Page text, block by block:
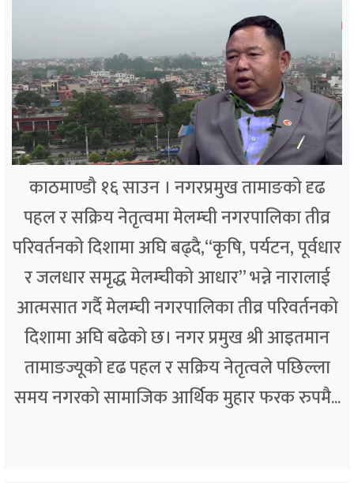
काठमाण्डौ १६ साउन । नगरप्रमुख तामाङको दृढ
पहल र सक्रिय नेतृत्वमा मेलम्ची नगरपालिका तीव्र
परिवर्तनको दिशामा अघि बढ्दै,“कृषि, पर्यटन, पूर्वधार
र जलधार समृद्ध मेलम्चीको आधार” भन्ने नारालाई
आत्मसात गर्दै मेलम्ची नगरपालिका तीव्र परिवर्तनको
दिशामा अघि बढेको छ। नगर प्रमुख श्री आइतमान
तामाङज्यूको दृढ पहल र सक्रिय नेतृत्वले पछिल्ला
समय नगरको सामाजिक आर्थिक मुहार फरक रुपमै...